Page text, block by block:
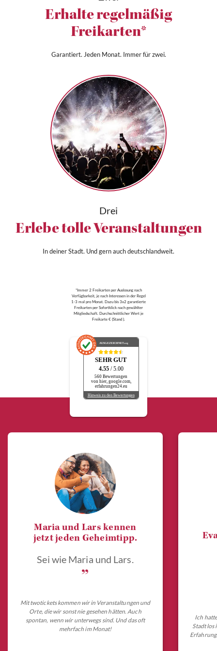
Erhalte regelmäßig
Freikarten*
Garantiert. Jeden Monat. Immer für zwei.
Drei
Erlebe tolle Veranstaltungen
In deiner Stadt. Und gern auch deutschlandweit.
*Immer 2 Freikarten per Auslosung nach
Verfügbarkeit, je nach Interessen in der Regel
1-3 mal pro Monat. Dazu bis 3x2 garantierte
Freikarten per Sofortklick nach gewählter
Mitgliedschaft. Durchschnittlicher Wert je
Freikarte € (Stand ).
AUSGEZEICHNET.org
SEHR GUT
4.55 / 5.00
560 Bewertungen
von hier, google.com,
erfahrungen24.eu
Hinweis zu den Bewertungen
Maria und Lars kennen
jetzt jeden Geheimtipp.
Sei wie Maria und Lars.
„
Mit twotickets kommen wir in Veranstaltungen und
Orte, die wir sonst nie gesehen hätten. Auch
spontan, wenn wir unterwegs sind. Und das oft
mehrfach im Monat!
Ich
Stadt los